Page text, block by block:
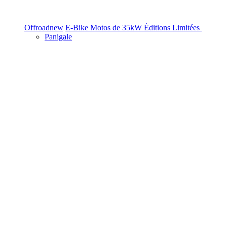
Offroadnew E-Bike Motos de 35kW Éditions Limitées
Panigale